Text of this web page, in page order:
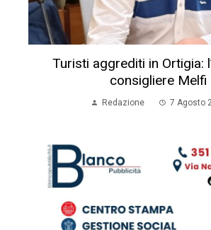
Turisti aggrediti in Ortigia:
consigliere Melfi
Redazione 7 Agosto